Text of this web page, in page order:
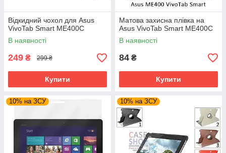
Відкидний чохол для Asus
VivoTab Smart ME400C
В наявності
249 ₴ 299 ₴
Купити
Матова захисна плівка на
Asus VivoTab Smart ME400C
В наявності
84 ₴
Купити
10% на ЗСУ 10% на ЗСУ